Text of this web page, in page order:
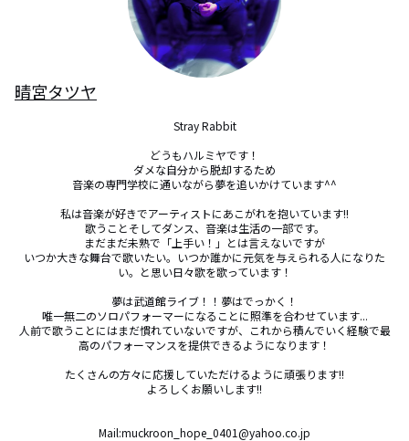
晴宮タツヤ
Stray Rabbit
どうもハルミヤです！
ダメな自分から脱却するため
音楽の専門学校に通いながら夢を追いかけています^^
私は音楽が好きでアーティストにあこがれを抱いています!!
歌うことそしてダンス、音楽は生活の一部です。
まだまだ未熟で「上手い！」とは言えないですが
いつか大きな舞台で歌いたい。いつか誰かに元気を与えられる人になりた
い。と思い日々歌を歌っています！
夢は武道館ライブ！！夢はでっかく！
唯一無二のソロパフォーマーになることに照準を合わせています...
人前で歌うことにはまだ慣れていないですが、これから積んでいく経験で最
高のパフォーマンスを提供できるようになります！
たくさんの方々に応援していただけるように頑張ります!!
よろしくお願いします!!
Mail:muckroon_hope_0401@yahoo.co.jp